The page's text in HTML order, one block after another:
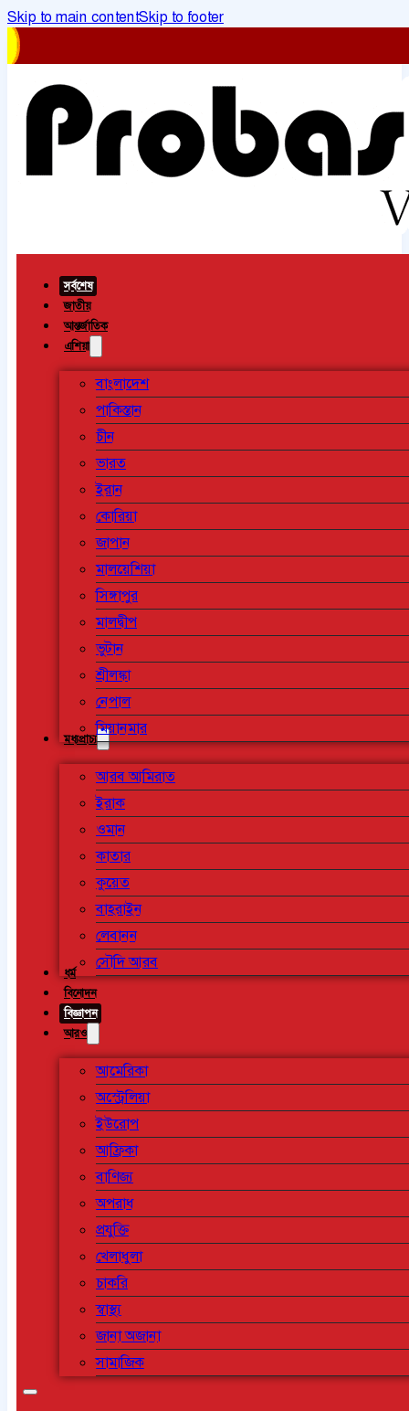
Skip to main contentSkip to footer
সর্বশেষ
জাতীয়
আন্তর্জাতিক
এশিয়া
বাংলাদেশ
পাকিস্তান
চীন
ভারত
ইরান
কোরিয়া
জাপান
মালয়েশিয়া
সিঙ্গাপুর
মালদ্বীপ
ভুটান
শ্রীলঙ্কা
নেপাল
মিয়ানমার
মধ্যপ্রাচ্য
আরব আমিরাত
ইরাক
ওমান
কাতার
কুয়েত
বাহরাইন
লেবানন
সৌদি আরব
ধর্ম
বিনোদন
বিজ্ঞাপন
আরও
আমেরিকা
অস্ট্রেলিয়া
ইউরোপ
আফ্রিকা
বাণিজ্য
অপরাধ
প্রযুক্তি
খেলাধুলা
চাকরি
স্বাস্থ্য
জানা অজানা
সামাজিক